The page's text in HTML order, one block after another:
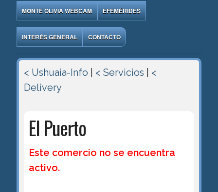
MONTE OLIVIA WEBCAM EFEMÉRIDES
INTERÉS GENERAL CONTACTO
< Ushuaia-Info < Servicios
<
Delivery
El Puerto
Este comercio no se encuentra
activo.